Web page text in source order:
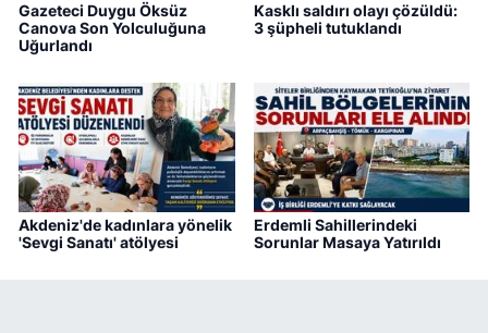
Gazeteci Duygu Öksüz
Canova Son Yolculuğuna
Uğurlandı
Kasklı saldırı olayı çözüldü:
3 şüpheli tutuklandı
Akdeniz'de kadınlara yönelik
'Sevgi Sanatı' atölyesi
Erdemli Sahillerindeki
Sorunlar Masaya Yatırıldı